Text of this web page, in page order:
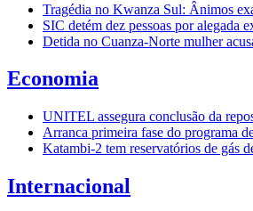
Tragédia no Kwanza Sul: Ânimos
SIC detém dez pessoas por alegada
Detida no Cuanza-Norte mulher
Economia
UNITEL assegura conclusão da
Arranca primeira fase do programa
Katambi-2 tem reservatórios de gás
Internacional